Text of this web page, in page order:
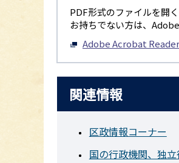
PDF形式のファイルを開
お持ちでない方は、
Adobe Acrobat
関連情報
区政情報コーナー
国の行政機関、独